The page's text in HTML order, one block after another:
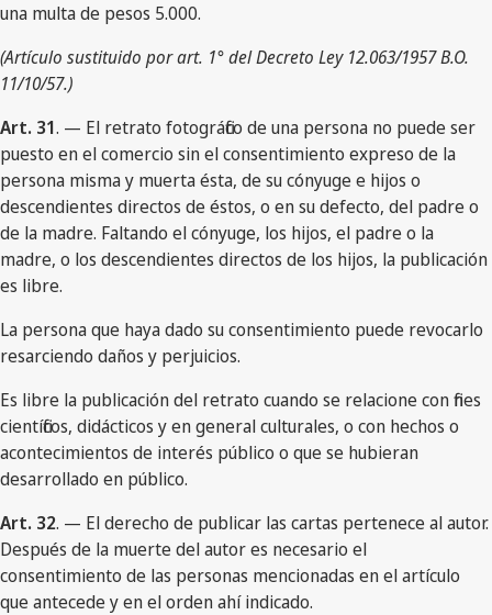
una multa de pesos 5.000.
(Artículo sustituido por art. 1° del Decreto Ley 12.063/1957 B.O.
11/10/57.)
Art. 31. — El retrato fotográfico de una persona no puede ser
puesto en el comercio sin el consentimiento expreso de la
persona misma y muerta ésta, de su cónyuge e hijos o
descendientes directos de éstos, o en su defecto, del padre o
de la madre. Faltando el cónyuge, los hijos, el padre o la
madre, o los descendientes directos de los hijos, la publicación
es libre.
La persona que haya dado su consentimiento puede revocarlo
resarciendo daños y perjuicios.
Es libre la publicación del retrato cuando se relacione con fines
científicos, didácticos y en general culturales, o con hechos o
acontecimientos de interés público o que se hubieran
desarrollado en público.
Art. 32. — El derecho de publicar las cartas pertenece al autor.
Después de la muerte del autor es necesario el
consentimiento de las personas mencionadas en el artículo
que antecede y en el orden ahí indicado.